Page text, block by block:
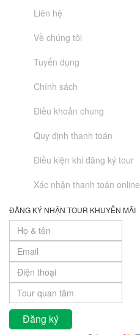
Liên hệ
Về chúng tôi
Tuyển dụng
Chính sách
Điều khoản chung
Quy định thanh toán
Điều kiện khi đăng ký tour
Xác nhận thanh toán online
ĐĂNG KÝ NHẬN TOUR KHUYỄN MÃI